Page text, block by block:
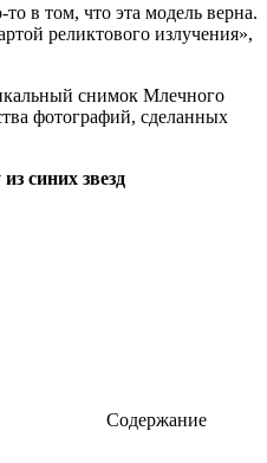
в том, что эта модель верна.
реликтового излучения»,
снимок Млечного
фотографий, сделанных
синих звезд
Содержание